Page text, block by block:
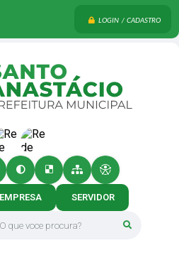
LOGIN / CADASTRO
EMPRESA SERVIDOR